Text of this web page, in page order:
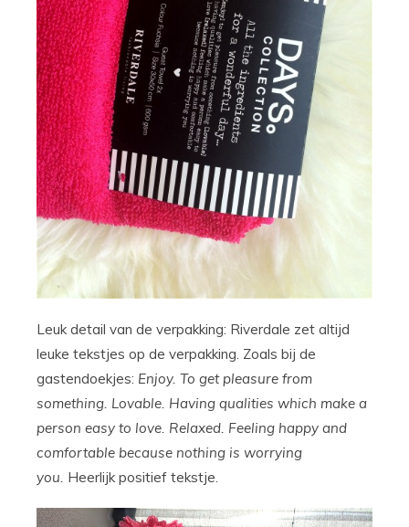
Leuk detail van de verpakking: Riverdale zet altijd
leuke tekstjes op de verpakking. Zoals bij de
gastendoekjes: Enjoy. To get pleasure from
something. Lovable. Having qualities which make a
person easy to love. Relaxed. Feeling happy and
comfortable because nothing is worrying
you. Heerlijk positief tekstje.